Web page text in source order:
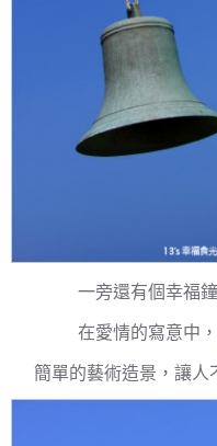
一旁還有個幸福
在愛情的寫意中
簡單的藝術造景，讓人